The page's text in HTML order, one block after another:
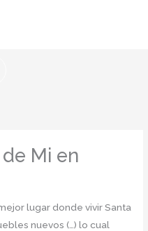
Mi en
lugar donde vivir Santa
nuevos (…) lo cual